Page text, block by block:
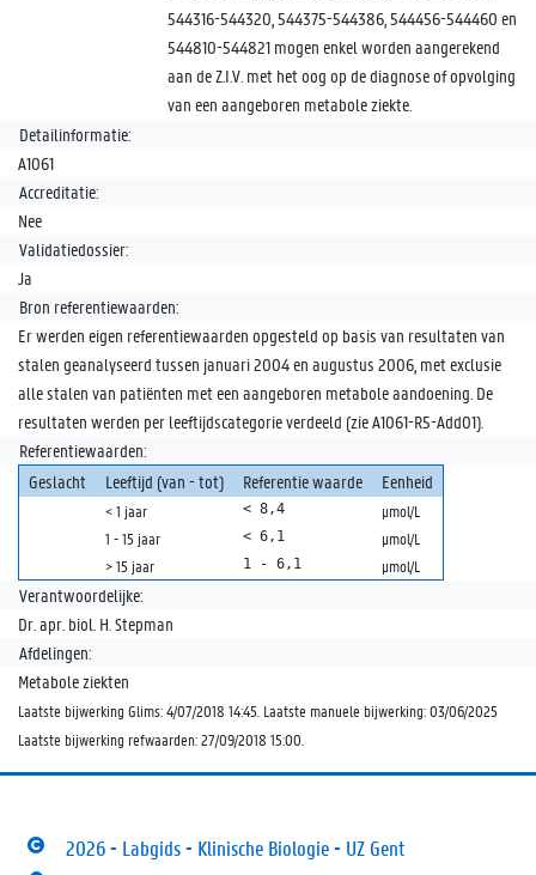
544316-544320, 544375-544386, 544456-544460 en
544810-544821 mogen enkel worden aangerekend
aan de Z.I.V. met het oog op de diagnose of opvolging
van een aangeboren metabole ziekte.
Detailinformatie:
A1061
Accreditatie:
Nee
Validatiedossier:
Ja
Bron referentiewaarden:
Er werden eigen referentiewaarden opgesteld op basis van resultaten van
stalen geanalyseerd tussen januari 2004 en augustus 2006, met exclusie
alle stalen van patiënten met een aangeboren metabole aandoening. De
resultaten werden per leeftijdscategorie verdeeld (zie A1061-R5-Add01).
Referentiewaarden:
Geslacht
Leeftijd (van - tot) Referentie waarde Eenheid
< 1 jaar < 8,4
µmol/L
1 - 15 jaar
< 6,1
µmol/L
> 15 jaar
1 - 6,1 µmol/L
Verantwoordelijke:
Dr. apr. biol. H. Stepman
Afdelingen:
Metabole ziekten
Laatste bijwerking Glims: 4/07/2018 14:45. Laatste manuele bijwerking: 03/06/2025
Laatste bijwerking refwaarden: 27/09/2018 15:00.
2026 - Labgids - Klinische Biologie - UZ Gent